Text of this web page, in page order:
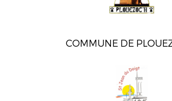
COMMUNE DE